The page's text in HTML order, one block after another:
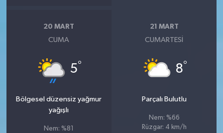
20 MART
CUMA
5°
Bölgesel düzensiz yağmur
yağışlı
Nem: %81
21 MART
CUMARTESI
8°
Parçalı Bulutlu
Nem: %66
Rüzgar: 4 km/h